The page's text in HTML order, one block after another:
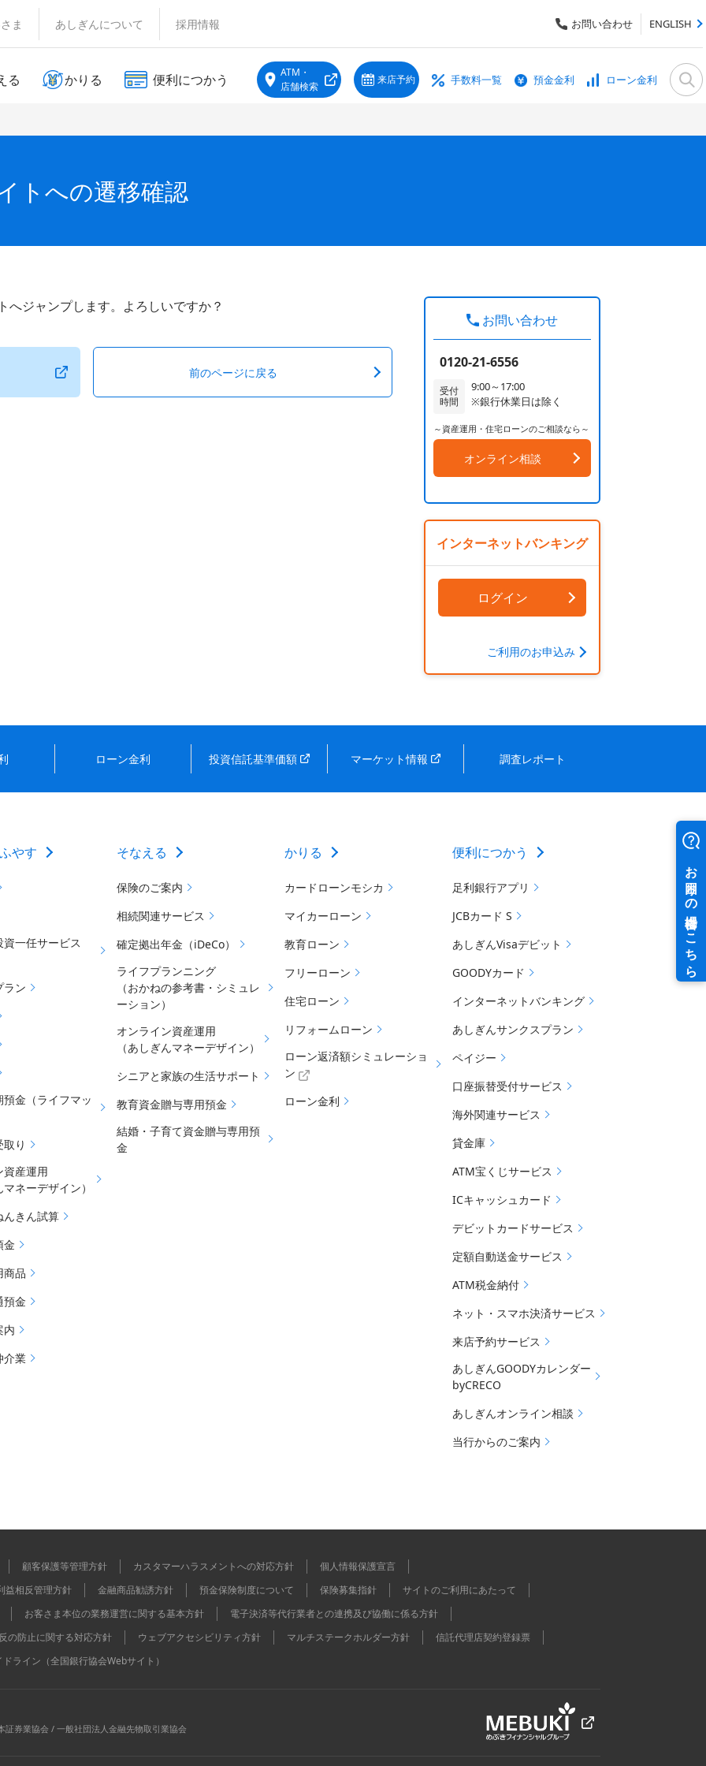
お問い合わせ ENGLISH
ま あしぎんについて 採用情報
る かりる 便利につかう
ATM・
店舗検索
来店予約 手数料一覧 預金金利 ローン金利
トへの遷移確認
へジャンプします。よろしいですか？
前のページに戻る
お問い合わせ
0120-21-6556
受付
時間
9:00～17:00
※銀行休業日は除く
～資産運用・住宅ローンのご相談なら～
オンライン相談
インターネットバンキング
ログイン
ご利用のお申込み
ローン金利 投資信託基準価額 マーケット情報 調査レポート
やす
一任サービス
ラン
金（ライフマッ
り
資産運用
マネーデザイン）
んきん試算
金
商品
預金
内
介業
そなえる
保険のご案内
相続関連サービス
確定拠出年金（iDeCo）
ライフプランニング
（おかねの参考書・シミュレ
ーション）
オンライン資産運用
（あしぎんマネーデザイン）
シニアと家族の生活サポート
教育資金贈与専用預金
結婚・子育て資金贈与専用預
金
かりる
カードローンモシカ
マイカーローン
教育ローン
フリーローン
住宅ローン
リフォームローン
ローン返済額シミュレーショ
ン
ローン金利
便利につかう
足利銀行アプリ
JCBカード S
あしぎんVisaデビット
GOODYカード
インターネットバンキング
あしぎんサンクスプラン
ペイジー
口座振替受付サービス
海外関連サービス
貸金庫
ATM宝くじサービス
ICキャッシュカード
デビットカードサービス
定額自動送金サービス
ATM税金納付
ネット・スマホ決済サービス
来店予約サービス
あしぎんGOODYカレンダー
byCRECO
あしぎんオンライン相談
当行からのご案内
顧客保護等管理方針 カスタマーハラスメントへの対応方針
個人情報保護宣言
益相反管理方針 金融商品勧誘方針 預金保険制度について 保険募集指針
サイトのご利用にあたって
お客さま本位の業務運営に関する基本方針
電子決済等代行業者との連携及び協働に係る方針
の防止に関する対応方針
ウェブアクセシビリティ方針 マルチステークホルダー方針
信託代理店契約登録票
ライン（全国銀行協会Webサイト）
券業協会 / 一般社団法人金融先物取引業協会